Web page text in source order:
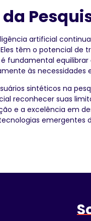
artificial
têm o potencial
fundamental
às necessidades
sintéticos na
reconhecer suas
e a excelência em
emergentes